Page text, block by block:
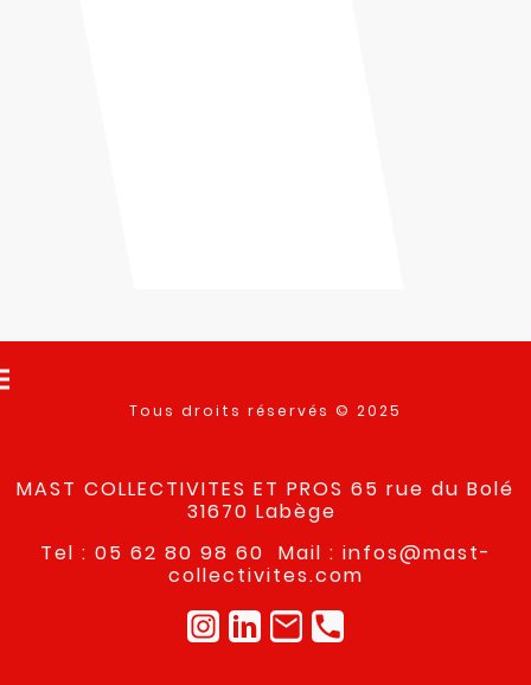
Tous droits réservés © 2025
MAST COLLECTIVITES ET PROS 65 rue du Bolé
31670 Labège
Tel : 05 62 80 98 60 Mail : infos@mast-
collectivites.com